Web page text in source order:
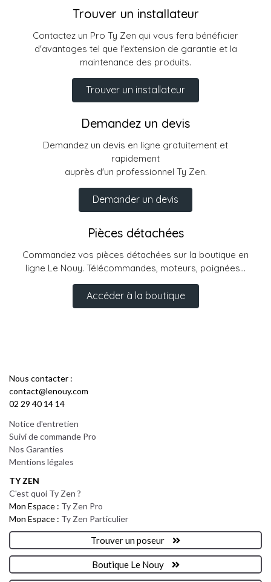
Trouver un installateur
Contactez un Pro Ty Zen qui vous fera bénéficier
d'avantages tel que l'extension de garantie et la
maintenance des produits.
Trouver un installateur
Demandez un devis
Demandez un devis en ligne gratuitement et
rapidement
auprès d'un professionnel Ty Zen.
Demander un devis
Pièces détachées
Commandez vos pièces détachées sur la boutique en
ligne Le Nouy. Télécommandes, moteurs, poignées...
Accéder à la boutique
Nous contacter :
contact@lenouy.com
02 29 40 14 14
Notice d'entretien
Suivi de commande Pro
Nos Garanties
Mentions légales
TY ZEN
C'est quoi Ty Zen ?
Mon Espace : Ty Zen Pro
Mon Espace : Ty Zen Particulier
Trouver un poseur
Boutique Le Nouy